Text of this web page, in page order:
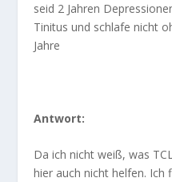
seid 2 Jahren
Tinitus und schlafe nicht
Jahre
Antwort:
Da ich nicht weiß, was
hier auch nicht helfen. Ich